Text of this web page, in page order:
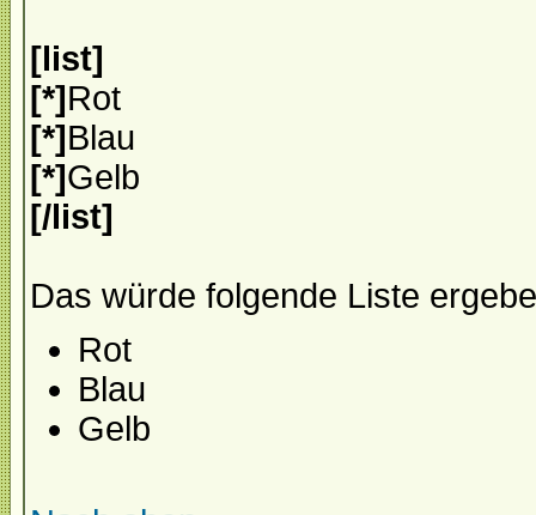
[list]
[*]Rot
[*]Blau
[*]Gelb
[/list]
Das würde folgende Liste
Rot
Blau
Gelb